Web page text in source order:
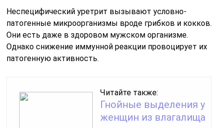
Неспецифический уретрит вызывают условно-
патогенные микроорганизмы вроде грибков и кокков.
Они есть даже в здоровом мужском организме.
Однако снижение иммунной реакции провоцирует их
патогенную активность.
Читайте также:
Гнойные выделения у
женщин из влагалища